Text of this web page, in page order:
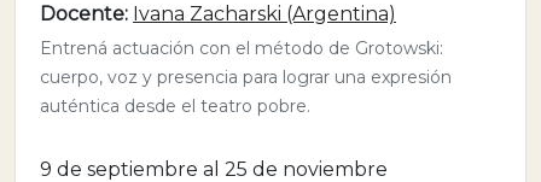
Docente: Ivana Zacharski (Argentina)
Entrená actuación con el método de Grotowski:
cuerpo, voz y presencia para lograr una expresión
auténtica desde el teatro pobre.
9 de septiembre al 25 de noviembre